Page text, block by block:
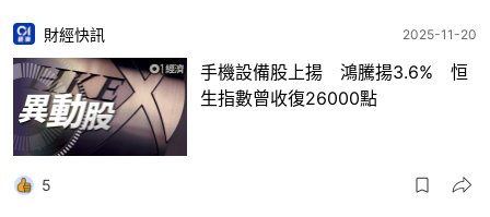
財經快訊 2025-11-20
手機設備股上揚 鴻騰揚3.6% 恒
生指數曾收復26000點
5